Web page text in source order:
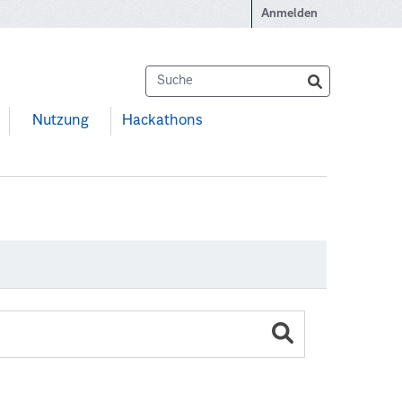
Anmelden
Nutzung Hackathons